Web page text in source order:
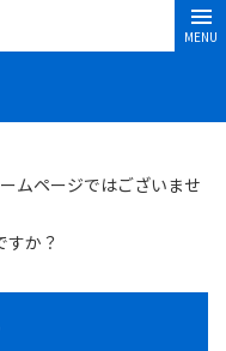
MENU
ムページではございませ
すか？